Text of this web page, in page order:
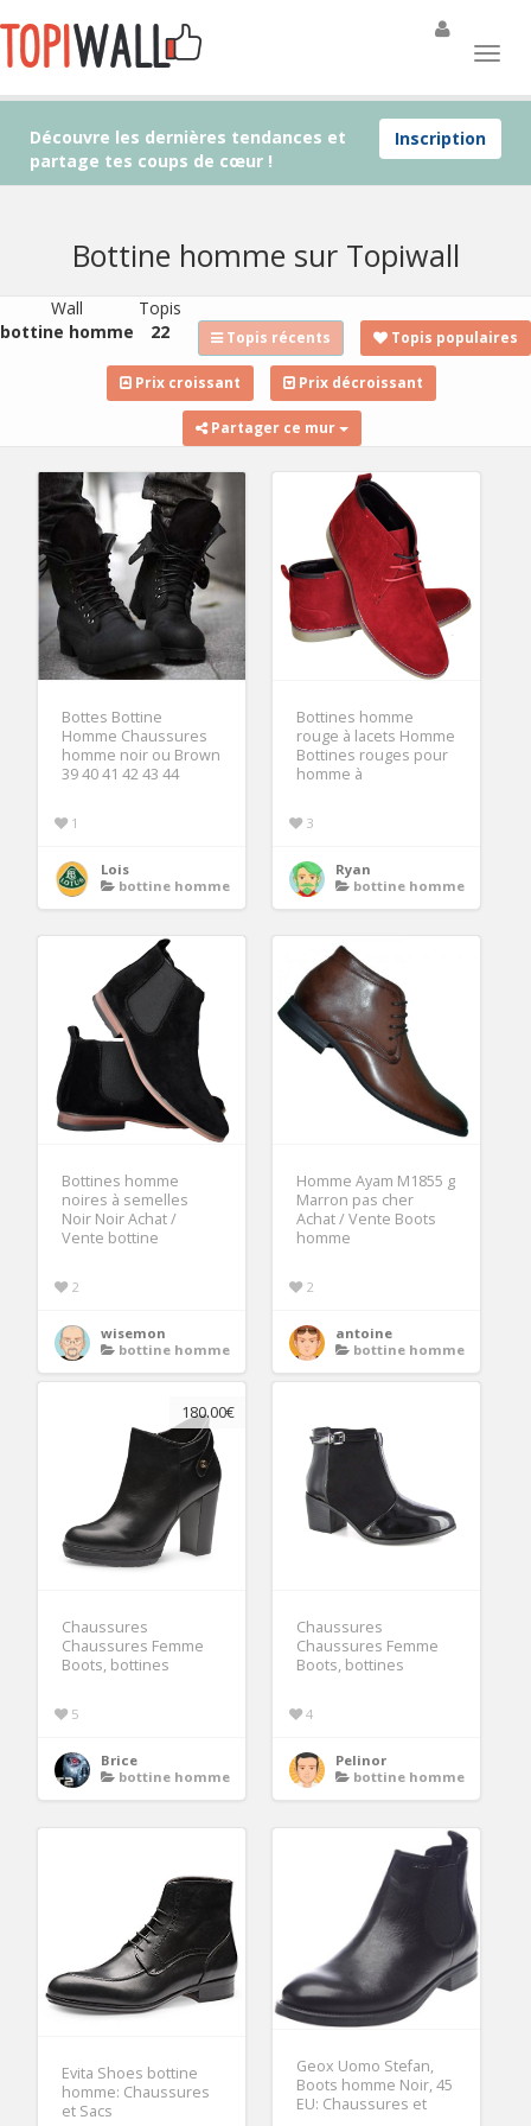
Inscription
Découvre les dernières tendances et
partage tes coups de cœur !
Bottine homme sur Topiwall
Wall
bottine homme
Topis
22
Topis récents Topis populaires
Prix croissant Prix décroissant
Partager ce mur
Bottes Bottine
Homme Chaussures
homme noir ou Brown
39 40 41 42 43 44
1
Lois
bottine homme
Bottines homme
rouge à lacets Homme
Bottines rouges pour
homme à
3
Ryan
bottine homme
Bottines homme
noires à semelles
Noir Noir Achat /
Vente bottine
2
wisemon
bottine homme
Homme Ayam M1855 g
Marron pas cher
Achat / Vente Boots
homme
2
antoine
bottine homme
180.00€
Chaussures
Chaussures Femme
Boots, bottines
5
Brice
bottine homme
Chaussures
Chaussures Femme
Boots, bottines
4
Pelinor
bottine homme
Evita Shoes bottine
homme: Chaussures
et Sacs
Geox Uomo Stefan,
Boots homme Noir, 45
EU: Chaussures et